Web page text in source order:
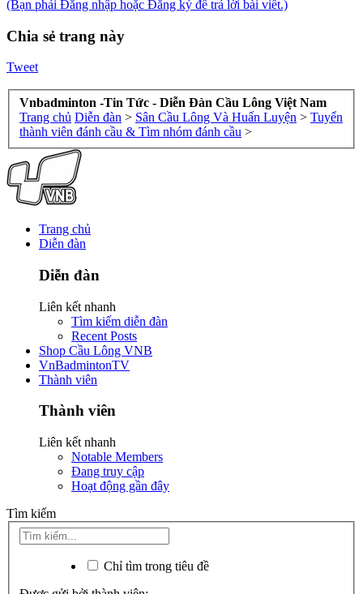
(Bạn phải Đăng nhập hoặc Đăng ký để trả lời bài viết.)
Chia sẻ trang này
Tweet
Vnbadminton -Tin Tức - Diễn Đàn Cầu Lông Việt Nam
Trang chủ Diễn đàn > Sân Cầu Lông Và Huấn Luyện > Tuyển
thành viên đánh cầu & Tìm nhóm đánh cầu >
Trang chủ
Diễn đàn
Diễn đàn
Liên kết nhanh
Tìm kiếm diễn đàn
Recent Posts
Shop Cầu Lông VNB
VnBadmintonTV
Thành viên
Thành viên
Liên kết nhanh
Notable Members
Đang truy cập
Hoạt động gần đây
Tìm kiếm
Chỉ tìm trong tiêu đề